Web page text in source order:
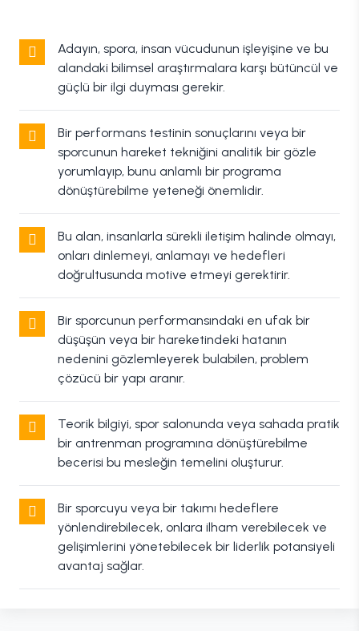
Adayın, spora, insan vücudunun işleyişine ve bu
alandaki bilimsel araştırmalara karşı bütüncül ve
güçlü bir ilgi duyması gerekir.
Bir performans testinin sonuçlarını veya bir
sporcunun hareket tekniğini analitik bir gözle
yorumlayıp, bunu anlamlı bir programa
dönüştürebilme yeteneği önemlidir.
Bu alan, insanlarla sürekli iletişim halinde olmayı,
onları dinlemeyi, anlamayı ve hedefleri
doğrultusunda motive etmeyi gerektirir.
Bir sporcunun performansındaki en ufak bir
düşüşün veya bir hareketindeki hatanın
nedenini gözlemleyerek bulabilen, problem
çözücü bir yapı aranır.
Teorik bilgiyi, spor salonunda veya sahada pratik
bir antrenman programına dönüştürebilme
becerisi bu mesleğin temelini oluşturur.
Bir sporcuyu veya bir takımı hedeflere
yönlendirebilecek, onlara ilham verebilecek ve
gelişimlerini yönetebilecek bir liderlik potansiyeli
avantaj sağlar.